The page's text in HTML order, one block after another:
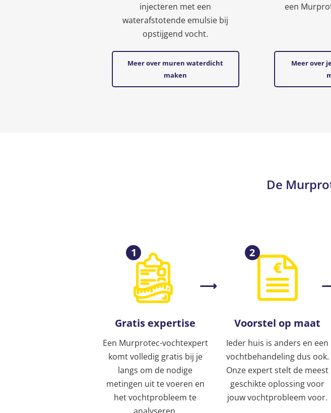
injecteren met een
waterafstotende emulsie bij
opstijgend vocht.
Meer over muren waterdicht
maken
een
Meer over
De
1
Gratis expertise
Een Murprotec-vochtexpert
komt volledig gratis bij je
langs om de nodige
metingen uit te voeren en
het vochtprobleem te
2
Voorstel op maat
Ieder huis is anders en een
vochtbehandeling dus ook.
Onze expert stelt de meest
geschikte oplossing voor
jouw vochtprobleem voor.